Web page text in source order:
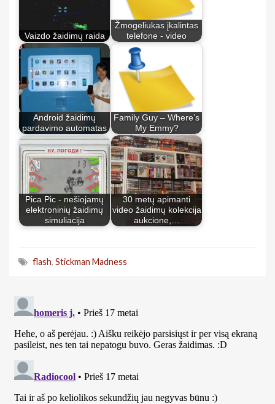
Vaizdo žaidimų raida
Žmogeliukas įkalintas
telefone - video
Android žaidimų
pardavimo automatas
Family Guy – Where’s
My Emmy?
Pica Pic - nešiojamų
elektroninių žaidimų
simuliacija
30 metų apimanti
video žaidimų kolekcija
aukcione,…
flash, Stickman Madness